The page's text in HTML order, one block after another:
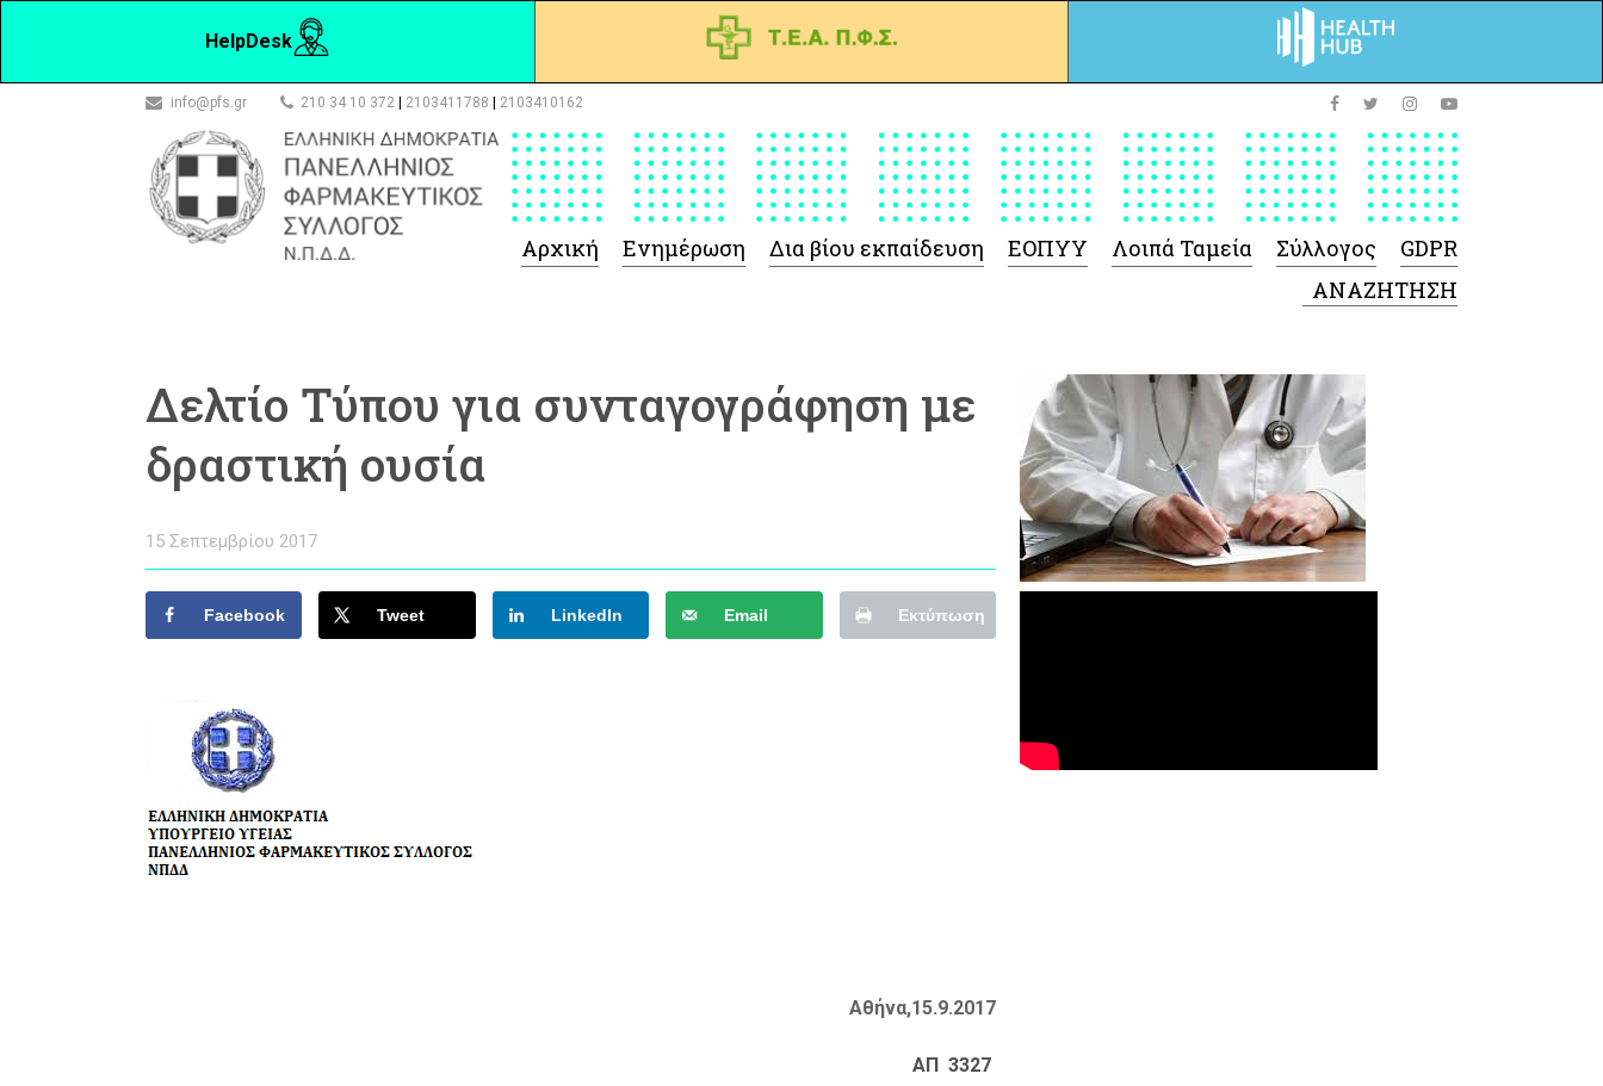
HelpDesk
info@pfs.gr 210 34 10 372 2103411788 2103410162
Αρχική Ενημέρωση Δια βίου εκπαίδευση ΕΟΠΥΥ
 Ιατροτεχνολογικών
Προϊόντων
-Γενικές πληροφορίες
Σύμβαση Ακουστικών/
Ορθοπεδικά/ Αναπνευστικές
συσκευές
-Σύμβαση Σκευασμάτων Ειδικής
Διατροφής
Λοιπά Ταμεία Σύλλογος GDPR
Δελτίο Τύπου για συνταγογράφηση με
δραστική ουσία
15 Σεπτεμβρίου 2017
Facebook Tweet LinkedIn Email Εκτύπωση
Αθήνα,15.9.2017
ΑΠ 3327